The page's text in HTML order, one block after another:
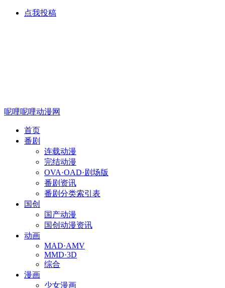
点我投稿
呢哩呢哩动漫网
首页
番剧
连载动漫
完结动漫
OVA·OAD·剧场版
番剧资讯
番剧分类索引表
国创
国产动漫
国创动漫资讯
动画
MAD·AMV
MMD·3D
综合
漫画
少女漫画